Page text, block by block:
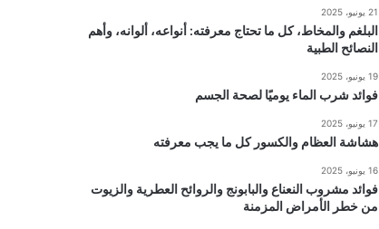
21 يونيو، 2025
البلغم والمخاط، كل ما تحتاج معرفته: أنواعه، ألوانه، وأهم
النصائح الطبية
19 يونيو، 2025
فوائد شرب الماء يوميًا لصحة الجسم
17 يونيو، 2025
هشاشة العظام والكسور كل ما يجب معرفته
16 يونيو، 2025
فوائد مشروب النعناع والبابونج والروائح العطرية والزيوت
من خطر الأمراض المزمنة